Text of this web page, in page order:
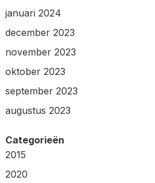
januari 2024
december 2023
november 2023
oktober 2023
september 2023
augustus 2023
Categorieën
2015
2020